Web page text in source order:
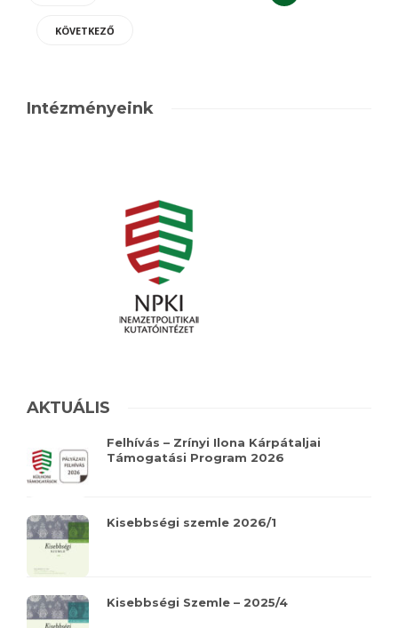
KÖVETKEZŐ
Intézményeink
AKTUÁLIS
Felhívás – Zrínyi Ilona Kárpátaljai
Támogatási Program 2026
Kisebbségi szemle 2026/1
Kisebbségi Szemle – 2025/4